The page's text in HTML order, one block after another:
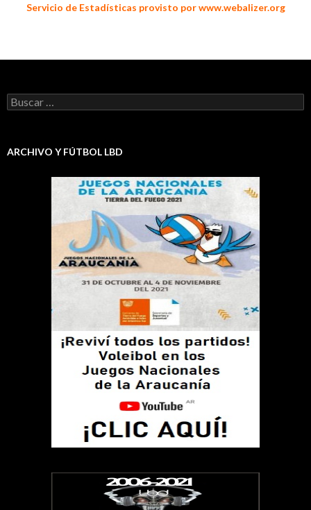
Servicio de Estadísticas provisto por www.webalizer.org
Buscar:
ARCHIVO Y FÚTBOL LBD